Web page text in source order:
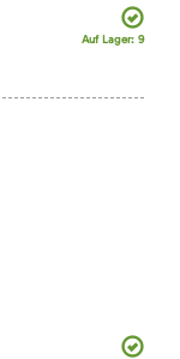
Auf Lager: 9